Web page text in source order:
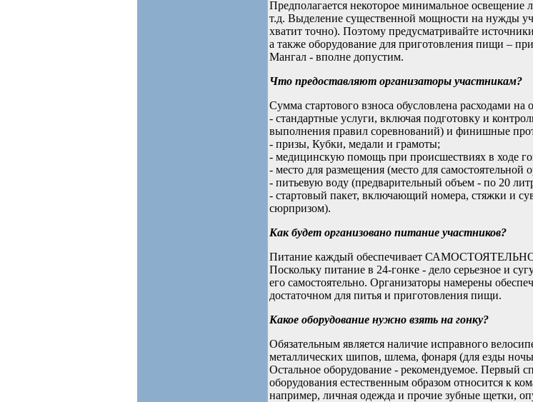
Предполагается некоторое минимальное освещение
т.д. Выделение существенной мощности на нужды
хватит точно). Поэтому предусматривайте
а также оборудование для приготовления пищи –
Мангал - вполне допустим.
Что предоставляют организаторы участникам?
Сумма стартового взноса обусловлена расходами
- стандартные услуги, включая подготовку и
выполнения правил соревнований) и финишные
- призы, Кубки, медали и грамоты;
- медицинскую помощь при происшествиях в ходе
- место для размещения (место для самостоятельной
- питьевую воду (предварительный объем - по 20
- стартовый пакет, включающий номера, стяжки и
сюрпризом).
Как будет организовано питание участников?
Питание каждый обеспечивает
Поскольку питание в 24-гонке - дело серьезное и
его самостоятельно. Организаторы намерены
достаточном для питья и приготовления пищи.
Какое оборудование нужно взять на гонку?
Обязательным является наличие исправного
металлических шипов, шлема, фонаря (для езды
Остальное оборудование - рекомендуемое. Первый
оборудования естественным образом относится к
например, личная одежда и прочие зубные щетки,